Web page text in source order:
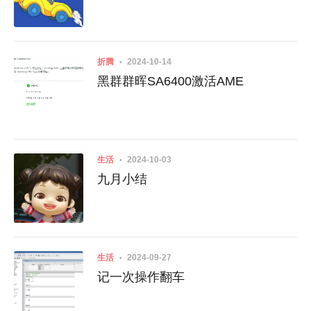
折腾 2024-10-14
黑群群晖SA6400激活AME
生活 2024-10-03
九月小结
生活 2024-09-27
记一次操作翻车